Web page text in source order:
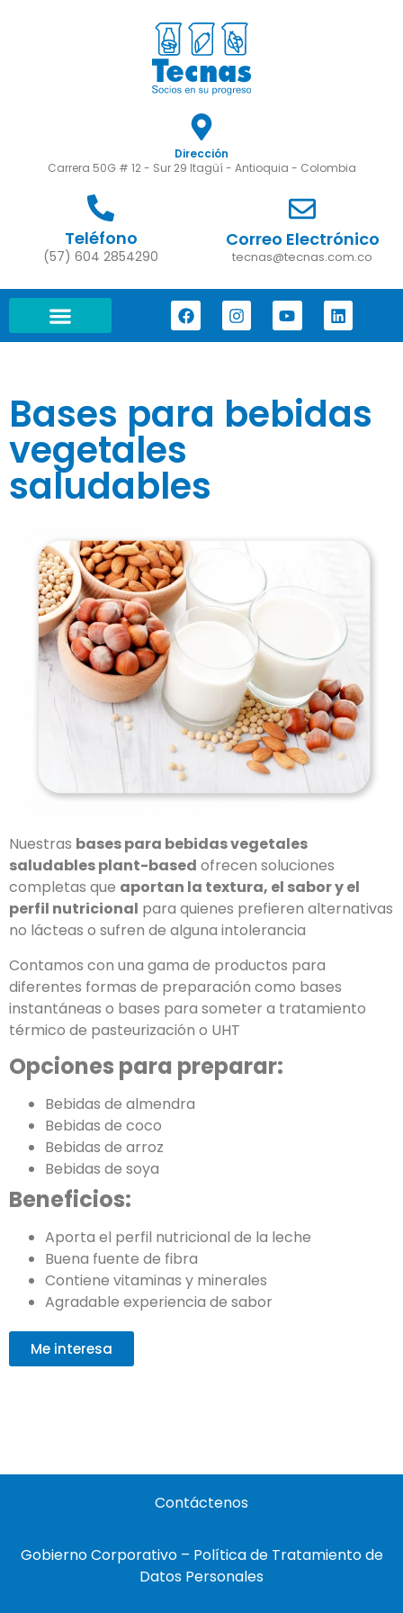
Dirección
Carrera 50G # 12 - Sur 29 Itagüí - Antioquia - Colombia
Teléfono
(57) 604 2854290
Correo Electrónico
tecnas@tecnas.com.co
Bases para bebidas
vegetales
saludables
Nuestras bases para bebidas vegetales
saludables plant-based ofrecen soluciones
completas que aportan la textura, el sabor y el
perfil nutricional para quienes prefieren alternativas
no lácteas o sufren de alguna intolerancia
Contamos con una gama de productos para
diferentes formas de preparación como bases
instantáneas o bases para someter a tratamiento
térmico de pasteurización o UHT
Opciones para preparar:
Bebidas de almendra
Bebidas de coco
Bebidas de arroz
Bebidas de soya
Beneficios:
Aporta el perfil nutricional de la leche
Buena fuente de fibra
Contiene vitaminas y minerales
Agradable experiencia de sabor
Me interesa
Contáctenos
Gobierno Corporativo – Política de Tratamiento de
Datos Personales